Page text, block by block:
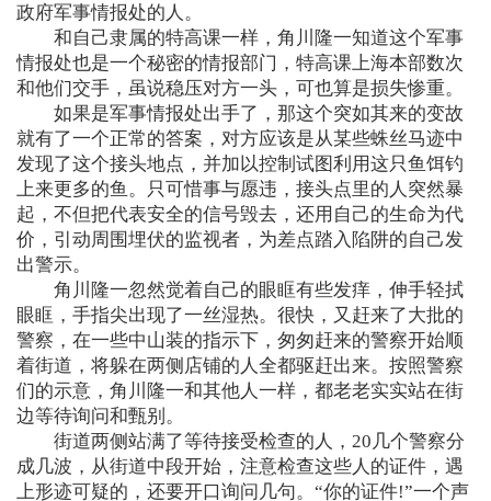
政府军事情报处的人。
和自己隶属的特高课一样，角川隆一知道这个军事
情报处也是一个秘密的情报部门，特高课上海本部数次
和他们交手，虽说稳压对方一头，可也算是损失惨重。
如果是军事情报处出手了，那这个突如其来的变故
就有了一个正常的答案，对方应该是从某些蛛丝马迹中
发现了这个接头地点，并加以控制试图利用这只鱼饵钓
上来更多的鱼。只可惜事与愿违，接头点里的人突然暴
起，不但把代表安全的信号毁去，还用自己的生命为代
价，引动周围埋伏的监视者，为差点踏入陷阱的自己发
出警示。
角川隆一忽然觉着自己的眼眶有些发痒，伸手轻拭
眼眶，手指尖出现了一丝湿热。很快，又赶来了大批的
警察，在一些中山装的指示下，匆匆赶来的警察开始顺
着街道，将躲在两侧店铺的人全都驱赶出来。按照警察
们的示意，角川隆一和其他人一样，都老老实实站在街
边等待询问和甄别。
街道两侧站满了等待接受检查的人，20几个警察分
成几波，从街道中段开始，注意检查这些人的证件，遇
上形迹可疑的，还要开口询问几句。“你的证件!”一个声